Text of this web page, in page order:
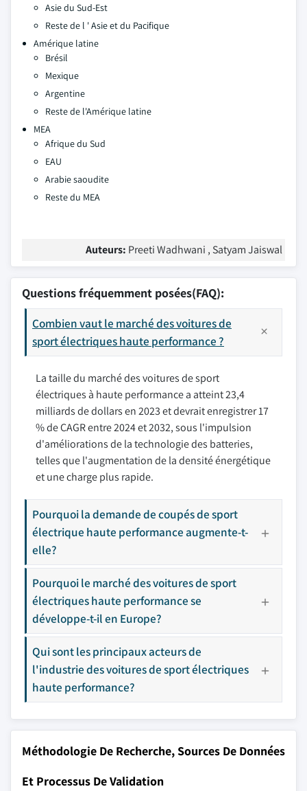
Asie du Sud-Est
Reste de l ' Asie et du Pacifique
Amérique latine
Brésil
Mexique
Argentine
Reste de l'Amérique latine
MEA
Afrique du Sud
EAU
Arabie saoudite
Reste du MEA
Auteurs: Preeti Wadhwani , Satyam Jaiswal
Questions fréquemment posées(FAQ):
Combien vaut le marché des voitures de
sport électriques haute performance ?
La taille du marché des voitures de sport
électriques à haute performance a atteint 23,4
milliards de dollars en 2023 et devrait enregistrer 17
% de CAGR entre 2024 et 2032, sous l'impulsion
d'améliorations de la technologie des batteries,
telles que l'augmentation de la densité énergétique
et une charge plus rapide.
Pourquoi la demande de coupés de sport
électrique haute performance augmente-t-
elle?
Pourquoi le marché des voitures de sport
électriques haute performance se
développe-t-il en Europe?
Qui sont les principaux acteurs de
l'industrie des voitures de sport électriques
haute performance?
Méthodologie De Recherche, Sources De Données
Et Processus De Validation